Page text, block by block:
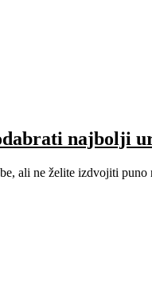
najbolji
ali ne želite izdvojiti